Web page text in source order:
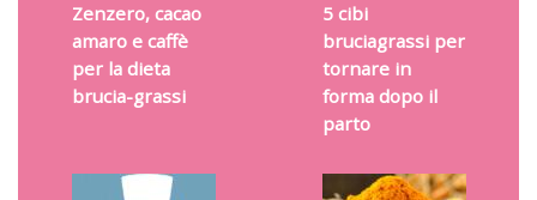
Zenzero, cacao
amaro e caffè
per la dieta
brucia-grassi
5 cibi
bruciagrassi per
tornare in
forma dopo il
parto